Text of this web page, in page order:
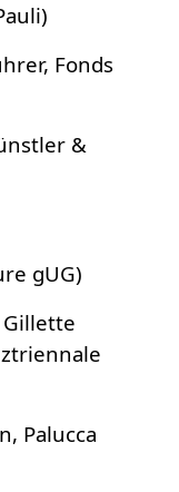
Fonds
&
gUG)
Gillette
Palucca